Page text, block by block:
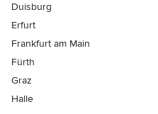
Duisburg
Erfurt
Frankfurt am Main
Fürth
Graz
Halle